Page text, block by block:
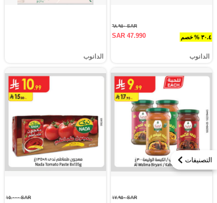
التصنيفات
٣٠.٤ % خصم
SAR ٦٨.٩٥٠
SAR 47.990
الدانوب الدانوب
SAR ١٧.٩٥٠ SAR ١٥.٠٠٠